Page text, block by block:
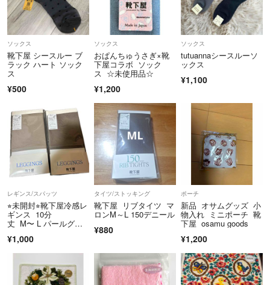
勤務前や勤務明けに郵便局に向かうこともあります。
発送前に
「お支払い確認しました」
「何日に発送します」
などのやりとりができない場合があります。
1時間以内に返信厳守などの方はご遠慮ください。
値下げ交渉はお受けしていません。
他の発送がある日など値下げする場合がありますが一つ一つコメント欄
に返信できませんのでご理解ください。
よろしくお願いします。
ソックス
靴下屋 シースルー ブ
ラック ハート ソック
ス
¥500
ソックス
おぱんちゅうさぎ×靴
下屋コラボ ソック
ス ☆未使用品☆
¥1,200
ソックス
tutuannaシースルーソ
ックス
¥1,100
レギンス/スパッツ
⭐︎未開封⭐︎靴下屋冷感レ
ギンス 10分
丈 M〜 L パールグレ
¥1,000
タイツ/ストッキング
靴下屋 リブタイツ マ
ロンM～L 150デニール
¥880
ポーチ
新品 オサムグッズ 小
物入れ ミニポーチ 靴
下屋 osamu goods
¥1,200